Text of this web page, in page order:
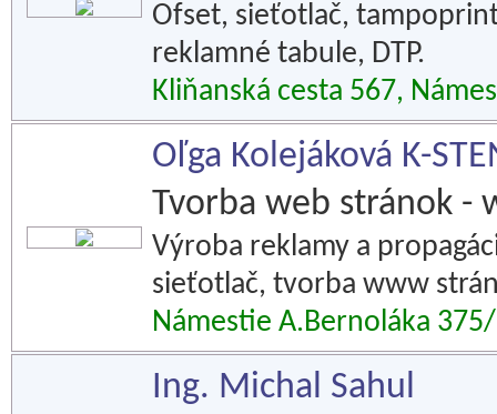
Ofset, sieťotlač,
reklamné tabule, DTP.
Kliňanská cesta 567,
Oľga Kolejáková K-
Tvorba web stránok -
Výroba reklamy a
sieťotlač, tvorba www
Námestie A.Bernoláka
Ing. Michal Sahul